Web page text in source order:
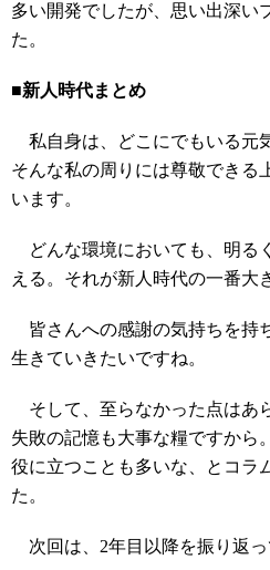
多い開発でしたが、思い出深い
た。
■新人時代まとめ
私自身は、どこにでもいる元
そんな私の周りには尊敬できる
います。
どんな環境においても、明る
える。それが新人時代の一番大
皆さんへの感謝の気持ちを持
生きていきたいですね。
そして、至らなかった点はあ
失敗の記憶も大事な糧ですから
役に立つことも多いな、とコラ
た。
次回は、2年目以降を振り返っ